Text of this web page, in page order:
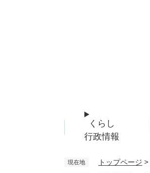
くらし
行政情報
現在地 トップページ >